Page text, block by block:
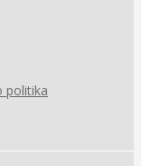
politika